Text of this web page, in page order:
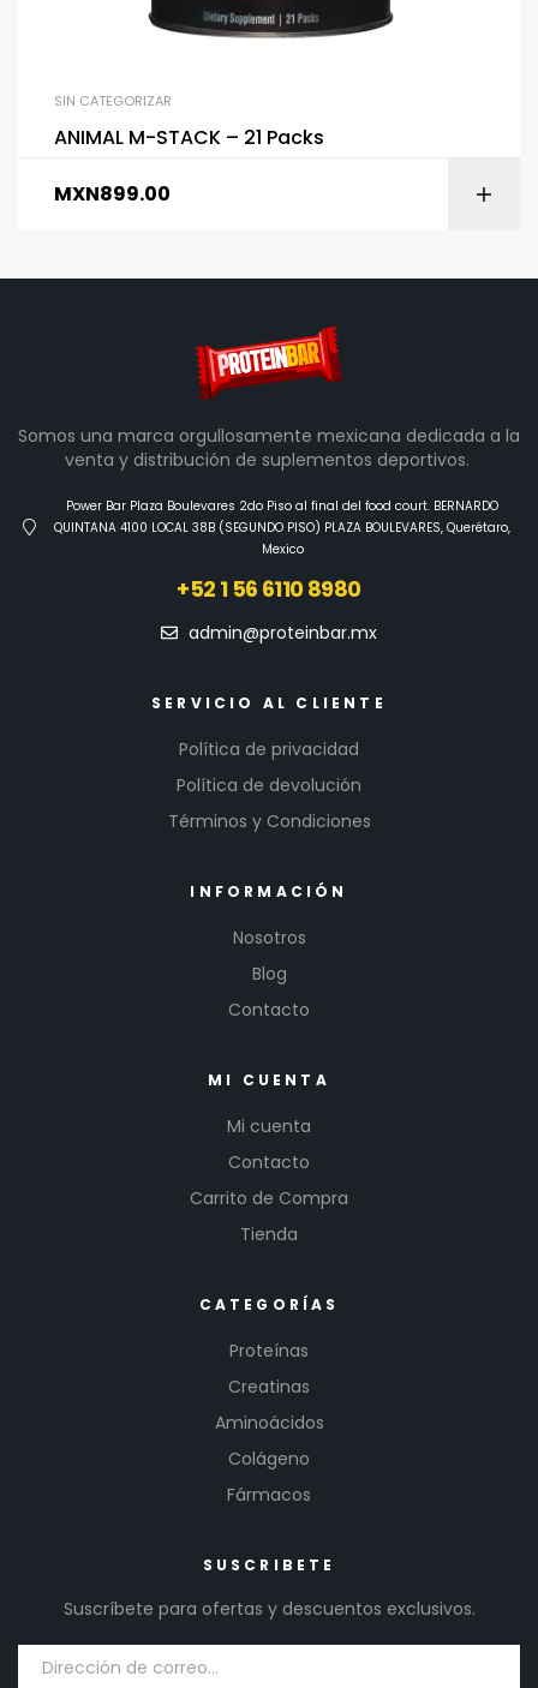
SIN CATEGORIZAR
ANIMAL M-STACK – 21 Packs
MXN899.00
Somos una marca orgullosamente mexicana dedicada a la
venta y distribución de suplementos deportivos.
Power Bar Plaza Boulevares 2do Piso al final del food court. BERNARDO
QUINTANA 4100 LOCAL 38B (SEGUNDO PISO) PLAZA BOULEVARES, Querétaro,
Mexico
+52 1 56 6110 8980
admin@proteinbar.mx
SERVICIO AL CLIENTE
Política de privacidad
Política de devolución
Términos y Condiciones
INFORMACIÓN
Nosotros
Blog
Contacto
MI CUENTA
Mi cuenta
Contacto
Carrito de Compra
Tienda
CATEGORÍAS
Proteínas
Creatinas
Aminoácidos
Colágeno
Fármacos
SUSCRIBETE
Suscríbete para ofertas y descuentos exclusivos.